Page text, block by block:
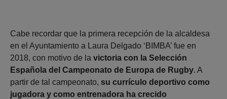
Cabe recordar que la primera recepción de la alcaldesa
en el Ayuntamiento a Laura Delgado ‘BIMBA’ fue en
2018, con motivo de la victoria con la Selección
Española del Campeonato de Europa de Rugby. A
partir de tal campeonato, su currículo deportivo como
jugadora y como entrenadora ha crecido